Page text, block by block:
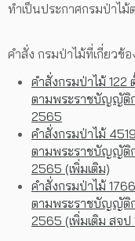
ทำเป็นประกาศกรมป่าไม้
คำสั่ง กรมป่าไม้ที่เกี่ยวข้อ
คำสั่งกรมป่าไม้
ตามพระราชบัญญัติก
2565
คำสั่งกรมป่าไม้
ตามพระราชบัญญัติ
2565 (เพิ่มเติม)
คำสั่งกรมป่าไม้
ตามพระราชบัญญัติ
2565 (เพิ่มเติม สจป